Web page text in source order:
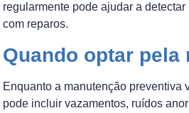
regularmente pode ajudar a
com reparos.
Quando optar
Enquanto a manutenção preventiva
pode incluir vazamentos, ruídos